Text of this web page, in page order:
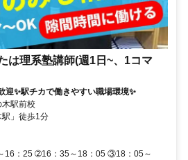
は理系塾講師(週1日~、1コマ
迎✨駅チカで働きやすい職場環境✨
木駅前校
」徒歩1分
16：25 ➁16：35～18：05 ③18：05～